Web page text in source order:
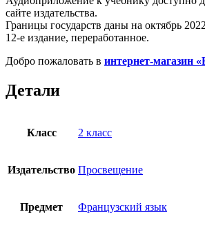
сайте издательства.
Границы государств даны на октябрь
12-е издание, переработанное.
Добро пожаловать в интернет-магазин
Детали
Класс 2 класс
Издательство Просвещение
Предмет Французский язык